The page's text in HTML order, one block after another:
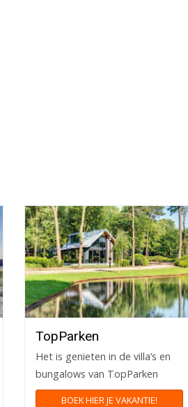
TopParken
Het is genieten in de villa’s en
bungalows van TopParken
BOEK HIER JE VAKANTIE!